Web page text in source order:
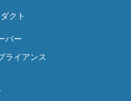
クト
バー
ライアンス